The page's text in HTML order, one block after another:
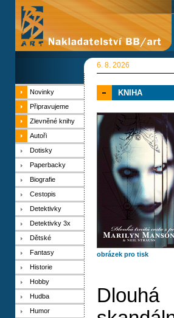
6. 8. 2026
Novinky
Připravujeme
Zlevněné knihy
Autoři
Dotisky
Paperbacky
Biografie
Cestopis
Detektivky
Detektivky 3x
Dětské
Fantasy
Historie
Hobby
Hudba
Humor
KNIHA
obrázek pro tisk